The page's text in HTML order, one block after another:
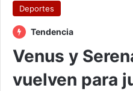
Deportes
Tendencia
Venus y
vuelven para